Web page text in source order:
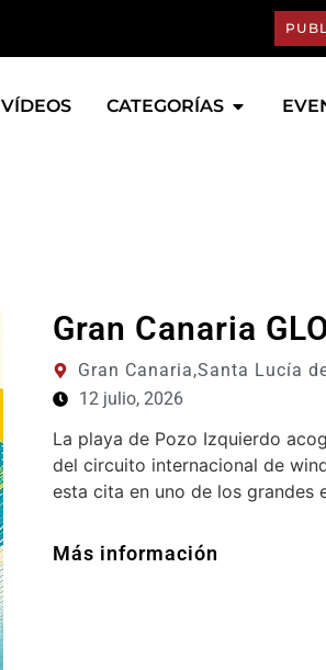
VÍDEOS CATEGORÍAS
Gran Canaria
Gran Canaria,Santa Lucía
12 julio, 2026
La playa de Pozo Izquierdo
del circuito internacional de
esta cita en uno de los grandes
Más información